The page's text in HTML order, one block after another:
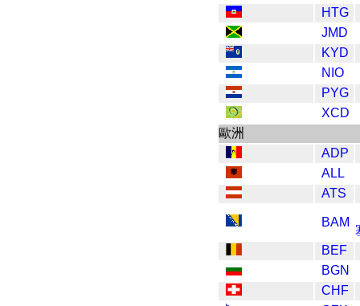
HTG
JMD
KYD
NIO
PYG
XCD
歐洲
ADP
ALL
ATS
BAM
BEF
BGN
CHF